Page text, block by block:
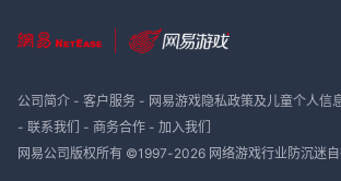
公司简介- 客户服务- 网易游戏隐私政策及儿童个人信
- 联系我们 - 商务合作- 加入我们
网易公司版权所有 ©1997-2026 网络游戏行业防沉迷